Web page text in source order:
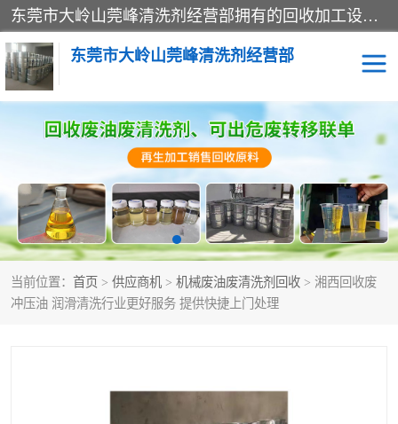
东莞市大岭山莞峰清洗剂经营部拥有的回收加工设备，大量废油回收、废清洗剂回收、废溶剂油回收、机械废油废清洗剂回收、废碳氢回收、碳氢液压油回收、碳氢二氯回收等废清洗剂处理；我们只是提供废旧化工原料的循环使用存放点，执行正规的存放，有正规的回收资质处理。同时我们公司批发零售回收级清洗剂，脱模油再生基础油，质量保证。
东莞市大岭山莞峰清洗剂经营部
当前位置： 首页 > 供应商机 > 机械废油废清洗剂回收 > 湘西回收废
冲压油 润滑清洗行业更好服务 提供快捷上门处理
废清洗剂回收
废溶剂油回收 机械废油废清洗剂回收
废碳氢回收 碳氢液压油回收
碳氢二氯回收 回收废三四氯乙烯
上门回收废清洗剂